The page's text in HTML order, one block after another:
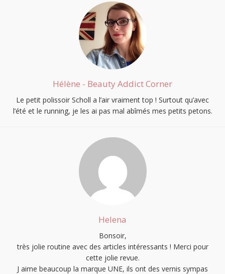
Hélène - Beauty Addict Corner
Le petit polissoir Scholl a l’air vraiment top ! Surtout qu’avec
l’été et le running, je les ai pas mal abîmés mes petits petons.
Helena
Bonsoir,
très jolie routine avec des articles intéressants ! Merci pour
cette jolie revue.
J aime beaucoup la marque UNE, ils ont des vernis sympas